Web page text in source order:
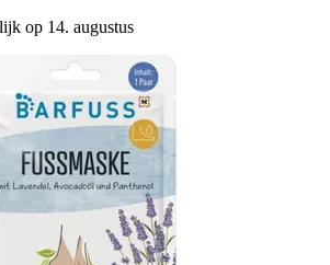
op 14. augustus